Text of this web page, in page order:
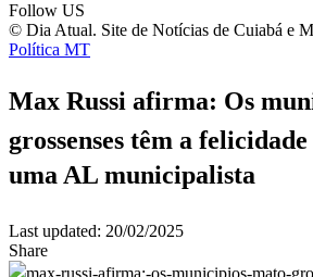
Follow US
© Dia Atual. Site de Notícias de Cuiabá e
Política MT
Max Russi afirma: Os
grossenses têm a
uma AL municipalista
Last updated: 20/02/2025
Share